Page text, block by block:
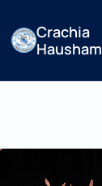
Crachia
Hausham